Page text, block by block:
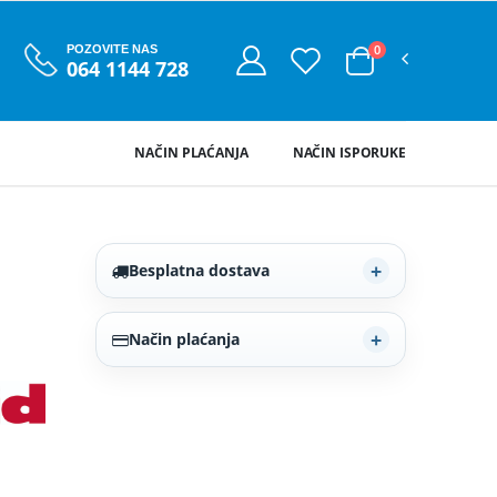
POZOVITE NAS
064 1144 728
0
NAČIN ISPORUKE
NAČIN PLAĆANJA
Besplatna dostava
Način plaćanja